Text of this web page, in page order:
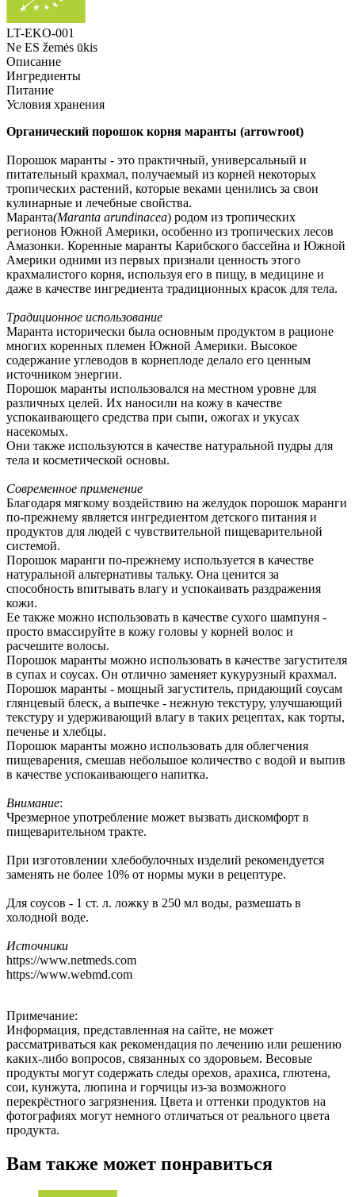
LT-EKO-001
Ne ES žemės ūkis
Описание
Ингредиенты
Питание
Условия хранения
Органический порошок корня маранты (arrowroot)
Порошок маранты - это практичный, универсальный и
питательный крахмал, получаемый из корней некоторых
тропических растений, которые веками ценились за свои
кулинарные и лечебные свойства.
Маранта(Maranta arundinacea) родом из тропических
регионов Южной Америки, особенно из тропических лесов
Амазонки. Коренные маранты Карибского бассейна и Южной
Америки одними из первых признали ценность этого
крахмалистого корня, используя его в пищу, в медицине и
даже в качестве ингредиента традиционных красок для тела.
Традиционное использование
Маранта исторически была основным продуктом в рационе
многих коренных племен Южной Америки. Высокое
содержание углеводов в корнеплоде делало его ценным
источником энергии.
Порошок маранты использовался на местном уровне для
различных целей. Их наносили на кожу в качестве
успокаивающего средства при сыпи, ожогах и укусах
насекомых.
Они также используются в качестве натуральной пудры для
тела и косметической основы.
Современное применение
Благодаря мягкому воздействию на желудок порошок маранги
по-прежнему является ингредиентом детского питания и
продуктов для людей с чувствительной пищеварительной
системой.
Порошок маранги по-прежнему используется в качестве
натуральной альтернативы тальку. Она ценится за
способность впитывать влагу и успокаивать раздражения
кожи.
Ее также можно использовать в качестве сухого шампуня -
просто вмассируйте в кожу головы у корней волос и
расчешите волосы.
Порошок маранты можно использовать в качестве загустителя
в супах и соусах. Он отлично заменяет кукурузный крахмал.
Порошок маранты - мощный загуститель, придающий соусам
глянцевый блеск, а выпечке - нежную текстуру, улучшающий
текстуру и удерживающий влагу в таких рецептах, как торты,
печенье и хлебцы.
Порошок маранты можно использовать для облегчения
пищеварения, смешав небольшое количество с водой и выпив
в качестве успокаивающего напитка.
Внимание:
Чрезмерное употребление может вызвать дискомфорт в
пищеварительном тракте.
При изготовлении хлебобулочных изделий рекомендуется
заменять не более 10% от нормы муки в рецептуре.
Для соусов - 1 ст. л. ложку в 250 мл воды, размешать в
холодной воде.
Источники
https://www.netmeds.com
https://www.webmd.com
Примечание:
Информация, представленная на сайте, не может
рассматриваться как рекомендация по лечению или решению
каких-либо вопросов, связанных со здоровьем. Весовые
продукты могут содержать следы орехов, арахиса, глютена,
сои, кунжута, люпина и горчицы из-за возможного
перекрёстного загрязнения. Цвета и оттенки продуктов на
фотографиях могут немного отличаться от реального цвета
продукта.
Вам также может понравиться